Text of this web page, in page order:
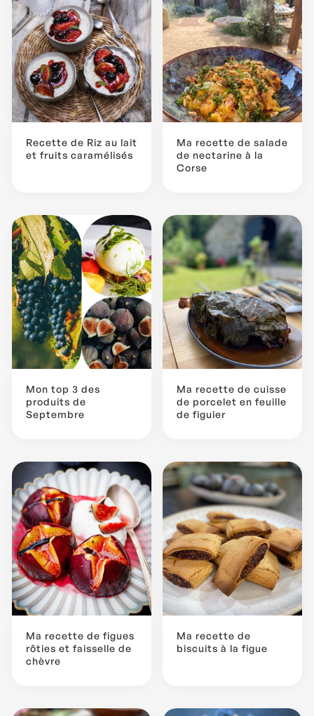
Recette de Riz au lait
et fruits caramélisés
Ma recette de salade
de nectarine à la
Corse
Mon top 3 des
produits de
Septembre
Ma recette de cuisse
de porcelet en feuille
de figuier
Ma recette de figues
rôties et faisselle de
chèvre
Ma recette de
biscuits à la figue